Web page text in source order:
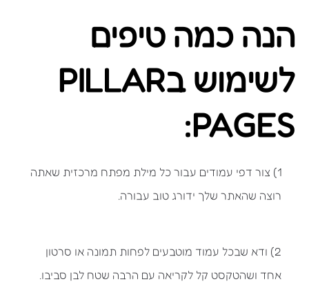
הנה כמה טיפים
לשימוש בPILLAR
PAGES:
1) צור דפי עמודים עבור כל מילת מפתח מרכזית שאתה
רוצה שהאתר שלך ידורג טוב עבורה.
2) ודא שבכל עמוד מוטבעים לפחות תמונה או סרטון
אחד ושהטקסט קל לקריאה עם הרבה שטח לבן סביבו.